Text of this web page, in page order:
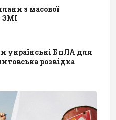
з масової
ЗМІ
українські БпЛА для
розвідка